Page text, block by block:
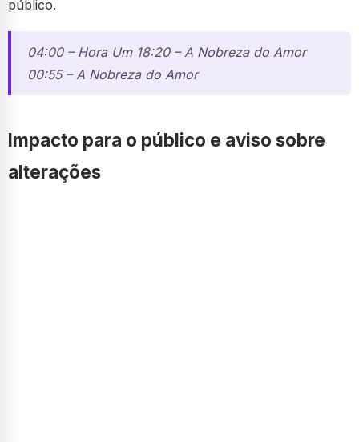
público.
04:00 – Hora Um 18:20 – A Nobreza do Amor
00:55 – A Nobreza do Amor
Impacto para o público e aviso sobre
alterações